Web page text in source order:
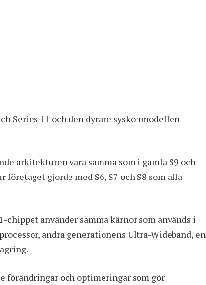
Series 11 och den dyrare syskonmodellen
arkitekturen vara samma som i gamla S9 och
gjorde med S6, S7 och S8 som alla
använder samma kärnor som används i
andra generationens Ultra-Wideband, en
förändringar och optimeringar som gör